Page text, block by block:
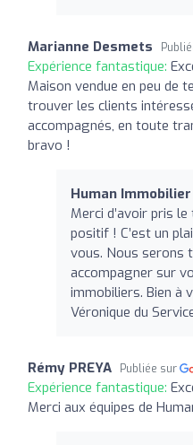
Marianne Desmets
Expérience fantastique:
Maison vendue en peu de
trouver les clients
accompagnés, en toute
bravo !
Human
Merci d’avoir pris
positif ! C’est un
vous. Nous serons
accompagner sur
immobiliers. Bien à
Véronique du
Rémy PREYA Publiée sur
Expérience fantastique:
Merci aux équipes de